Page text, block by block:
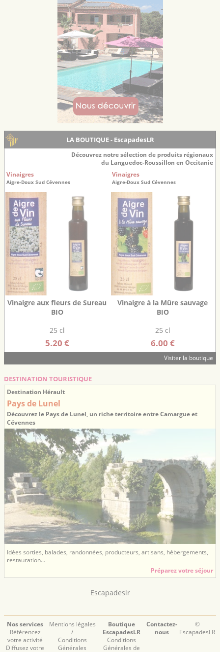
LA BOUTIQUE - EscapadesLR
Découvrez notre sélection de produits régionaux
du Languedoc-Roussillon en Occitanie
Vinaigres
Aigre-Doux Sud Cévennes
Vinaigre aux fleurs de Sureau
BIO
25 cl
5.20 €
Vinaigres
Aigre-Doux Sud Cévennes
Vinaigre à la Mûre sauvage
BIO
25 cl
6.00 €
Visiter la boutique
DESTINATION TOURISTIQUE
Destination Hérault
Pays de Lunel
Découvrez le Pays de Lunel, un riche territoire entre Camargue et
Cévennes
Idées sorties, balades, randonnées, producteurs, artisans, hébergements,
restauration...
Préparez votre séjour
Escapadeslr
Nos services
Référencez
votre activité
Diffusez votre
Mentions légales
/
Conditions
Générales
Boutique
EscapadesLR
Conditions
Générales de
Contactez-
nous
©
EscapadesLR